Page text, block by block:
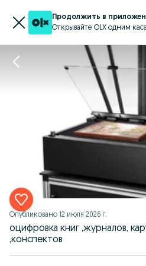
Продолжить в
Открывайте OLX одним
Опубликовано 12 июля 2026 г.
оцифровка книг ,журналов,
,конспектов